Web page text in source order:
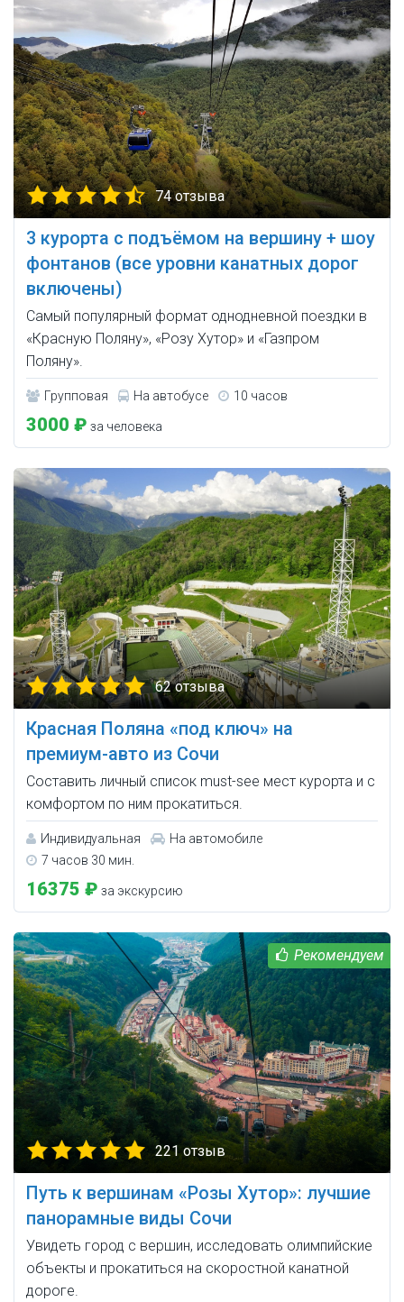
74 отзыва
3 курорта с подъёмом на вершину + шоу
фонтанов (все уровни канатных дорог
включены)
Самый популярный формат однодневной поездки в
«Красную Поляну», «Розу Хутор» и «Газпром
Поляну».
Групповая На автобусе 10 часов
3000 ₽ за человека
62 отзыва
Красная Поляна «под ключ» на
премиум-авто из Сочи
Составить личный список must-see мест курорта и с
комфортом по ним прокатиться.
Индивидуальная
На автомобиле
7 часов 30 мин.
16375 ₽ за экскурсию
221 отзыв
Путь к вершинам «Розы Хутор»: лучшие
панорамные виды Сочи
Увидеть город с вершин, исследовать олимпийские
объекты и прокатиться на скоростной канатной
дороге.